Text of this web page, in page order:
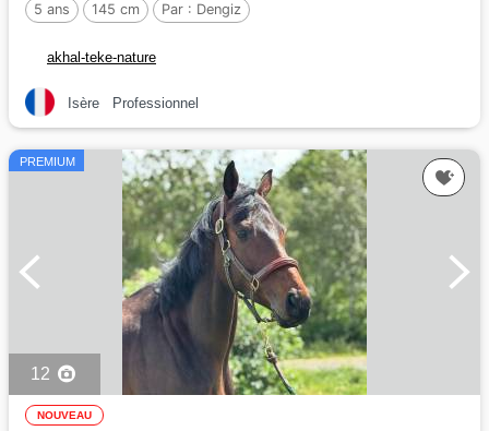
5 ans
145 cm Par : Dengiz
akhal-teke-nature
Isère Professionnel
PREMIUM
12
NOUVEAU